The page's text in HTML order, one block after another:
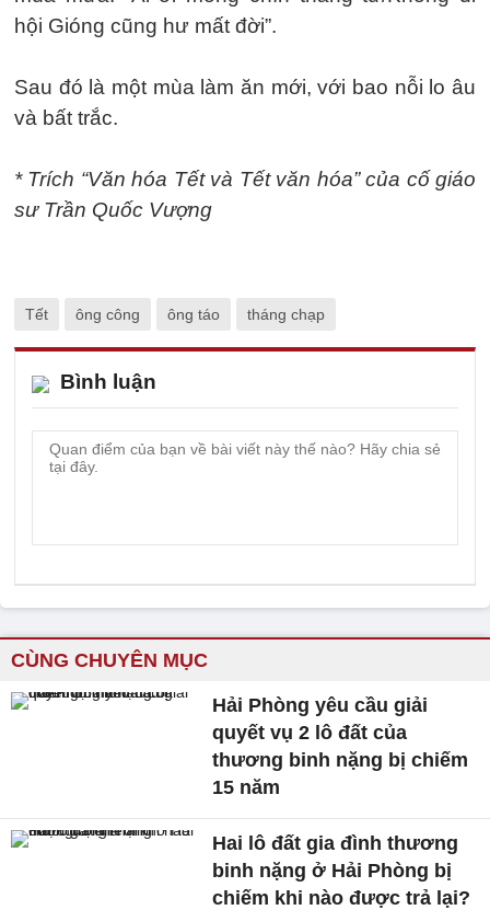
hội Gióng cũng hư mất đời”.
Sau đó là một mùa làm ăn mới, với bao nỗi lo âu
và bất trắc.
* Trích “Văn hóa Tết và Tết văn hóa” của cố giáo
sư Trần Quốc Vượng
Tết ông công ông táo tháng chạp
Bình luận
CÙNG CHUYÊN MỤC
Hải Phòng yêu cầu giải
quyết vụ 2 lô đất của
thương binh nặng bị chiếm
15 năm
Hai lô đất gia đình thương
binh nặng ở Hải Phòng bị
chiếm khi nào được trả lại?